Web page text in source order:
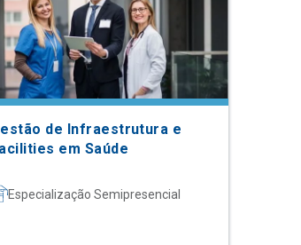
de Infraestrutura e
em Saúde
Especialização Semipresencial